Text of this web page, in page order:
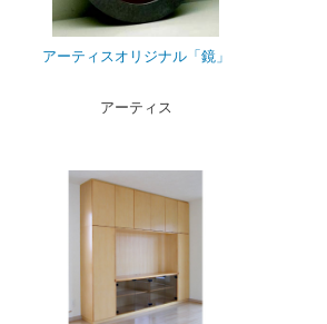
アーティスオリジナル「鏡」
アーティス